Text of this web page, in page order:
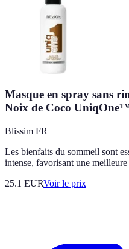
Masque en spray sans
Noix de Coco
Blissim FR
Les bienfaits du sommeil sont
intense, favorisant une
25.1 EURVoir le prix